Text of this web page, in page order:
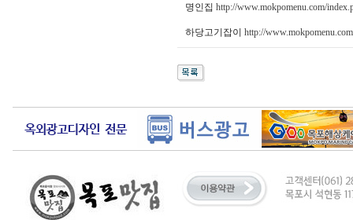
명인집 http://www.mokpomenu.com/
하당고기잡이 http://